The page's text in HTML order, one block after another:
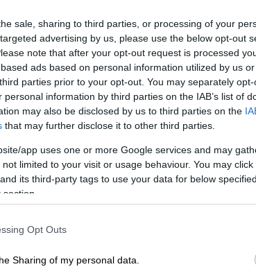
sale, sharing to third parties, or processing of your
advertising by us, please use the below opt-out
note that after your opt-out request is processed
ads based on personal information utilized by us
parties prior to your opt-out. You may separately
information by third parties on the IAB’s list of
may also be disclosed by us to third parties on the
that may further disclose it to other third parties.
app uses one or more Google services and may
limited to your visit or usage behaviour. You may
its third-party tags to use your data for below
Opt Outs
Sharing of my personal data.
υποστήριξη από δυνάμεις της
στην Κρήτη, οι οποίες τέθηκαν
με σκοπό την
διεξαγωγή των ελέγχων
14.05.2025 17:23
επεισόδιο στην Κρήτη:
πιστόλι στο Ερμής
- Δόξα Βύρωνος
σχεδόν μίας ώρας στην
του αγώνα - Χωρίς παρουσία
το γήπεδο